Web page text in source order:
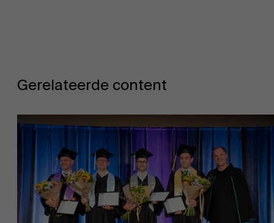
Nieuws
Gerelateerde content